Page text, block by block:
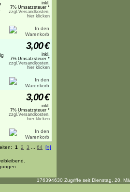
inkl.
7% Umsatzsteuer *
zzgl.Versandkosten,
hier klicken
3,00€
inkl.
7% Umsatzsteuer *
zzgl.Versandkosten,
hier klicken
3,00€
inkl.
7% Umsatzsteuer *
zzgl.Versandkosten,
hier klicken
1 2 3 64 [»]
176394630 Zugriffe seit Dienstag, 20.